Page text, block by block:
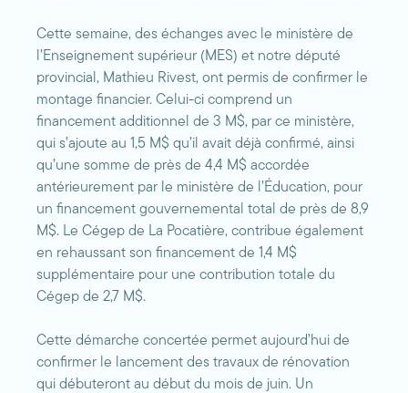
Cette semaine, des échanges avec le ministère de
l’Enseignement supérieur (MES) et notre député
provincial, Mathieu Rivest, ont permis de confirmer le
montage financier. Celui-ci comprend un
financement additionnel de 3 M$, par ce ministère,
qui s’ajoute au 1,5 M$ qu’il avait déjà confirmé, ainsi
qu’une somme de près de 4,4 M$ accordée
antérieurement par le ministère de l’Éducation, pour
un financement gouvernemental total de près de 8,9
M$. Le Cégep de La Pocatière, contribue également
en rehaussant son financement de 1,4 M$
supplémentaire pour une contribution totale du
Cégep de 2,7 M$.
Cette démarche concertée permet aujourd’hui de
confirmer le lancement des travaux de rénovation
qui débuteront au début du mois de juin. Un